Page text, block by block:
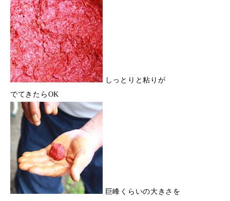
しっとりと粘りが
でてきたらOK
巨峰くらいの大きさを